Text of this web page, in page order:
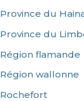
Province du
Province du
Région flamande
Région wallonne
Rochefort